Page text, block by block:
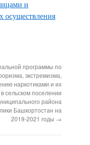
и
осуществления
программы по
экстремизма,
наркотиками и их
сельском поселении
района
Башкортостан на
2019-2021 годы →